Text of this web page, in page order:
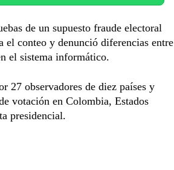
de un supuesto fraude electoral
conteo y denunció diferencias entre
el sistema informático.
27 observadores de diez países y
votación en Colombia, Estados
presidencial.